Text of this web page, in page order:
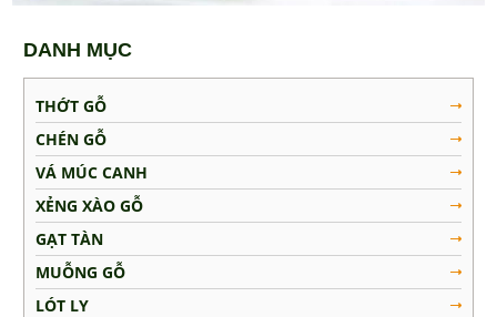
DANH MỤC
THỚT GỖ
CHÉN GỖ
VÁ MÚC CANH
XẺNG XÀO GỖ
GẠT TÀN
MUỖNG GỖ
LÓT LY
Dĩa Gỗ
Đũa Gỗ
Khay Gỗ
Tô Gỗ
MẸO VẶT NHÀ BẾP
LIÊN HỆ